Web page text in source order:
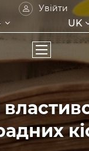
Увійти
UK